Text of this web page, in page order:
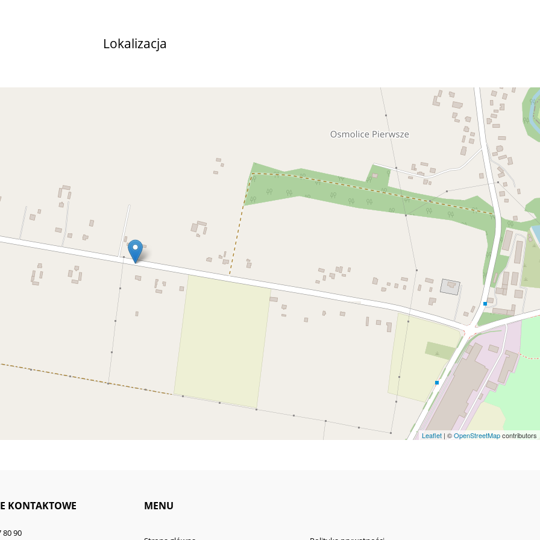
Lokalizacja
Leaflet | ©OpenStreetMapcontributors
KONTAKTOWE
80 90
MENU